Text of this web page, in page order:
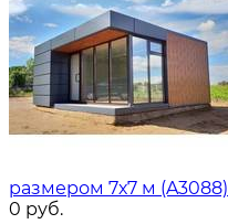
размером 7х7 м (A3088)
0 руб.